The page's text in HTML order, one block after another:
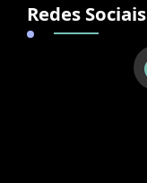
Redes Sociais